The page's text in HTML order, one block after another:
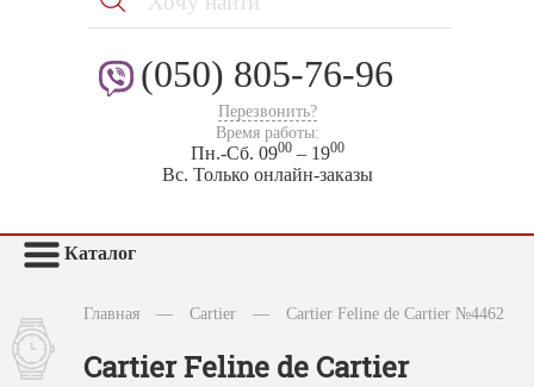
(050) 805-76-96
Перезвонить?
Время работы:
Пн.-Сб. 0900– 1900
Вс. Только онлайн-заказы
Каталог
Главная — Cartier — Cartier Feline de Cartier №4462
Cartier Feline de Cartier